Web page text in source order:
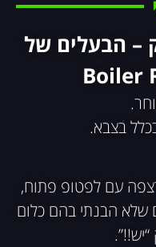
– הבעלים של
בצבא.
עם לפטופ פתוח,
שלא הבנתי בהם כלום